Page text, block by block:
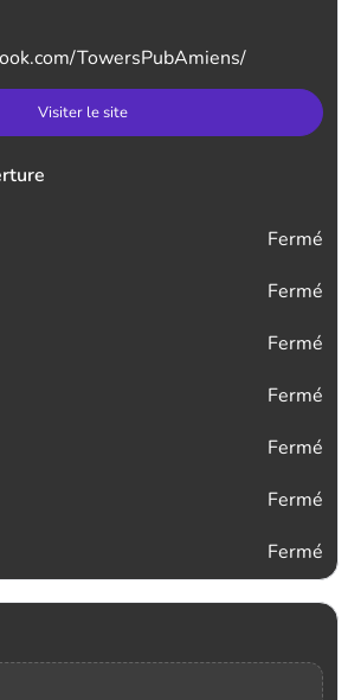
TowersPubAmiens/
Visiter le site
Fermé
Fermé
Fermé
Fermé
Fermé
Fermé
Fermé